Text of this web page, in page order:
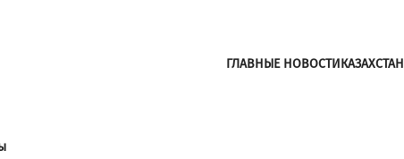
ГЛАВНЫЕ НОВОСТИКАЗАХСТАН